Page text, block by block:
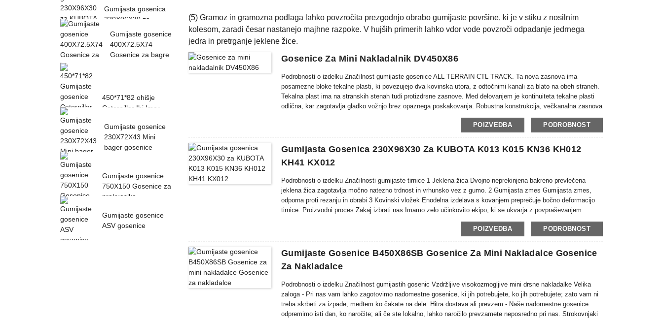
Gumijasta gosenica
230X96X30 za
KN36 KH0...
Gumijaste gosenice
400X72.5X74
Gosenice za bagre
450*71*82 ohišje
Caterpillar Ihi Imer
Gumijaste gosenice
230X72X43 Mini
bager gosenice
Gumijaste gosenice
750X150 Gosenice za
prekucnike
Gumijaste gosenice
ASV gosenice
(5) Gramoz in gramozna podlaga lahko povzročita prezgodnjo obrabo gumijaste površine, ki je v stiku z nosilnim
kolesom, zaradi česar nastanejo majhne razpoke. V hujših primerih lahko vdor vode povzroči odpadanje jedrnega
jedra in pretrganje jeklene žice.
Gosenice Za Mini Nakladalnik DV450X86
Podrobnosti o izdelku Značilnost gumijaste gosenice ALL TERRAIN CTL TRACK. Ta nova zasnova ima
posamezne bloke tekalne plasti, ki povezujejo dva kovinska utora, z odtočnimi kanali za blato na obeh straneh.
Tekalna plast ima na stranskih stenah tudi protizdrsne zasnove. Med delovanjem je kontinuiteta tekalne plasti
odlična, kar zagotavlja gladko vožnjo brez opaznega poskakovanja. Robustna konstrukcija, večkanalna zasnova
in dvignjene tekalne plasti zagotavljajo neprimerljiv oprijem. Ne glede na to, ali gre za makadamske ceste, asfalt
POIZVEDBA PODROBNOST
Gumijasta Gosenica 230X96X30 Za KUBOTA K013 K015 KN36 KH012
KH41 KX012
Podrobnosti o izdelku Značilnosti gumijaste tirnice 1 Jeklena žica Dvojno neprekinjena bakreno prevlečena
jeklena žica zagotavlja močno natezno trdnost in vrhunsko vez z gumo. 2 Gumijasta zmes Gumijasta zmes,
odporna proti rezanju in obrabi 3 Kovinski vložek Enodelna izdelava s kovanjem preprečuje bočno deformacijo
tirnice. Proizvodni proces Zakaj izbrati nas Imamo zelo učinkovito ekipo, ki se ukvarja z povpraševanjem
POIZVEDBA
PODROBNOST
Gumijaste Gosenice B450X86SB Gosenice Za Mini Nakladalce Gosenice
Za Nakladalce
Podrobnosti o izdelku Značilnost gumijastih gosenic Vzdržljive visokozmogljive mini drsne nakladalke Velika
zaloga - Pri nas vam lahko zagotovimo nadomestne gosenice, ki jih potrebujete, ko jih potrebujete; zato vam ni
treba skrbeti za izpade, medtem ko čakate na dele. Hitra dostava ali prevzem - Naše nadomestne gosenice
odpremimo isti dan, ko naročite; ali če ste lokalno, lahko naročilo prevzamete neposredno pri nas. Strokovnjaki